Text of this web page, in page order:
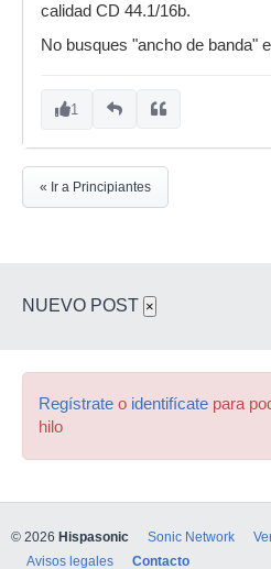
calidad CD 44.1/16b.
No busques "ancho de banda"
1
« Ir a Principiantes
NUEVO POST ×
Regístrate o identifícate para
hilo
© 2026 Hispasonic Sonic Network
Avisos legales
Contacto